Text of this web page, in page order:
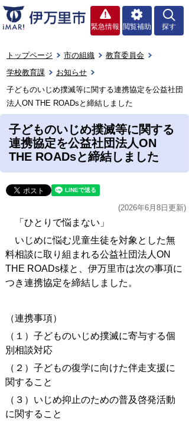
緊急情報 閲覧補助 探す
トップページ 市の組織
教育委員会
学校教育課
お知らせ
子どものいじめ撲滅等に関する連携協定を公益社団
法人ON THE ROADsと締結しました
子どものいじめ撲滅等に関する
連携協定を公益社団法人ON
THE ROADsと締結しました
(2026年6月8日更新)
「ひとりで悩まない」
いじめに悩む児童生徒を対象とした無
料相談に取り組まれる公益社団法人ON
THE ROADs様と、伊万里市は次の事項に
つき連携協定を締結しました。
（連携事項）
（１）子どものいじめ撲滅に寄与する個
別相談対応
（２）子どもの復学に向けた伴走支援に
関すること
（３）いじめ抑止のための普及啓発活動
に関すること